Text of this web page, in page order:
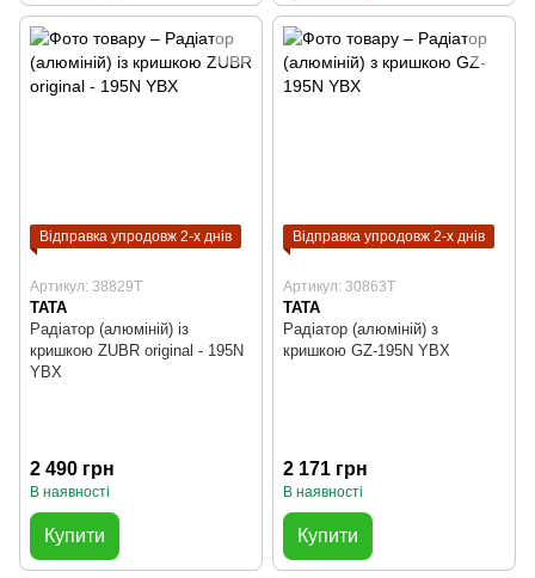
Відправка упродовж 2-х днів
Артикул: 38829T
TATA
Радіатор (алюміній) із
кришкою ZUBR original - 195N
YBX
2 490 грн
В наявності
Купити
Відправка упродовж 2-х днів
Артикул: 30863T
TATA
Радіатор (алюміній) з
кришкою GZ-195N YBX
2 171 грн
В наявності
Купити